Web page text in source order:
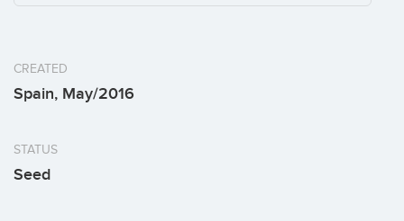
CREATED
Spain, May/2016
STATUS
Seed